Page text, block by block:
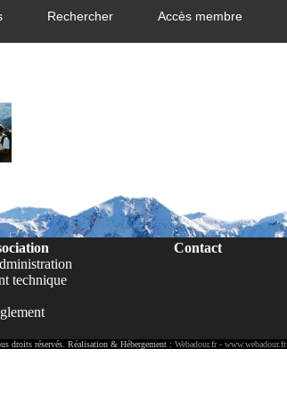
Rechercher Accès membre
technique
Contact
droits réservés. Réalisation & Hébergement : Webadour.fr - www.webadour.fr